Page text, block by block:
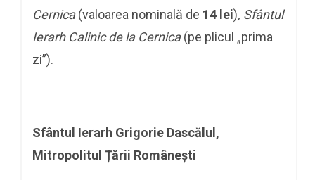
Cernica (valoarea nominală de 14 lei), Sfântul
Ierarh Calinic de la Cernica (pe plicul „prima
zi”).
Sfântul Ierarh Grigorie Dascălul,
Mitropolitul Țării Românești